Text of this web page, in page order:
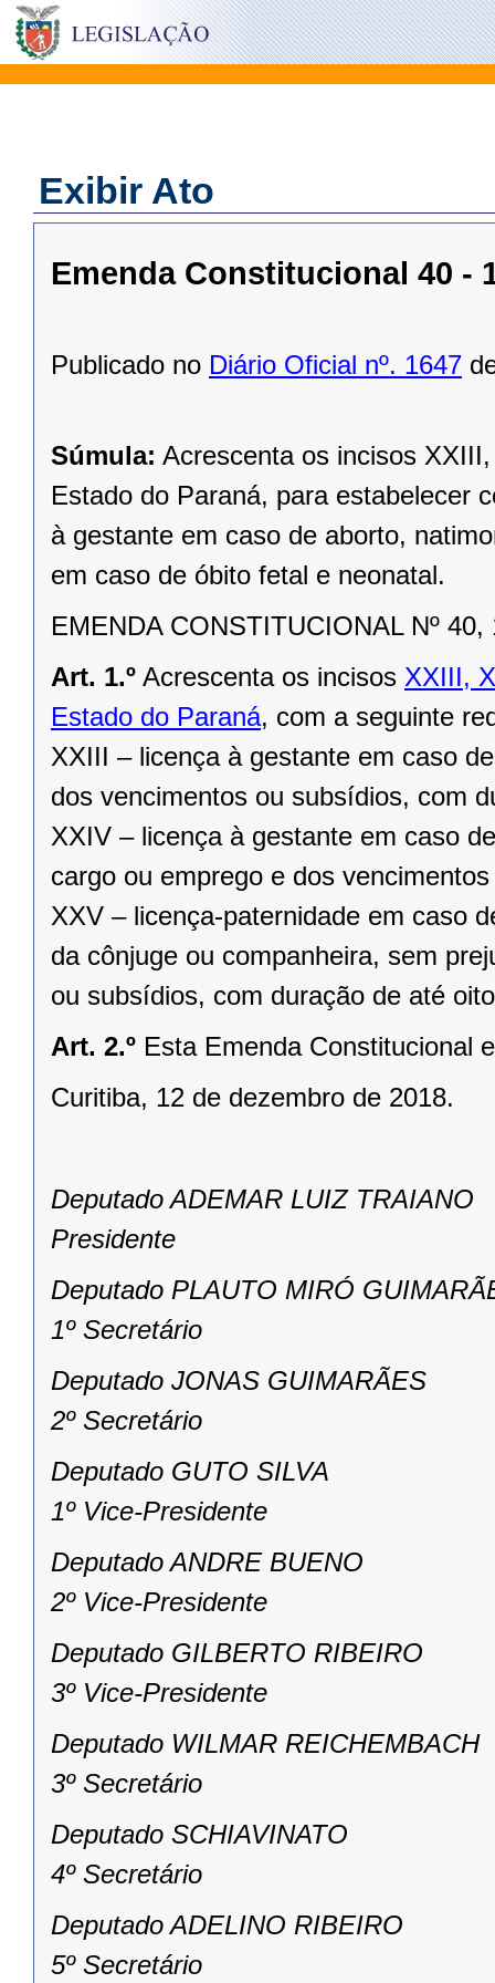
Exibir Ato
Emenda Constitucional 40 -
Publicado no Diário Oficial nº. 1647
Súmula: Acrescenta os incisos
Estado do Paraná, para estabelecer
à gestante em caso de aborto,
em caso de óbito fetal e neonatal.
EMENDA CONSTITUCIONAL Nº
Art. 1.º Acrescenta os incisos XXIII,
Estado do Paraná, com a seguinte
XXIII – licença à gestante em caso
dos vencimentos ou subsídios, com
XXIV – licença à gestante em caso
cargo ou emprego e dos
XXV – licença-paternidade em caso
da cônjuge ou companheira, sem
ou subsídios, com duração de até
Art. 2.º Esta Emenda Constitucional
Curitiba, 12 de dezembro de 2018.
Deputado ADEMAR LUIZ TRAIANO
Presidente
Deputado PLAUTO MIRÓ
1º Secretário
Deputado JONAS GUIMARÃES
2º Secretário
Deputado GUTO SILVA
1º Vice-Presidente
Deputado ANDRE BUENO
2º Vice-Presidente
Deputado GILBERTO RIBEIRO
3º Vice-Presidente
Deputado WILMAR REICHEMBACH
3º Secretário
Deputado SCHIAVINATO
4º Secretário
Deputado ADELINO RIBEIRO
5º Secretário